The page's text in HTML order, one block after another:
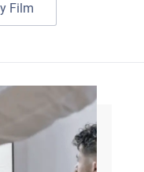
Film